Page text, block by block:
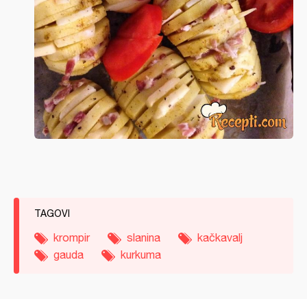
TAGOVI
krompir slanina
kačkavalj
gauda
kurkuma